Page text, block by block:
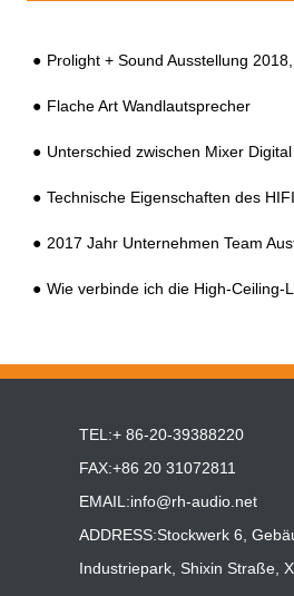
Prolight + Sound Ausstellung
Flache Art Wandlautsprecher
Unterschied zwischen Mixer Digital Amplifier
Technische Eigenschaften des HIFI PA-
2017 Jahr Unternehmen Team
Wie verbinde ich die High-Ceiling-Lautsprecher mit
TEL:+ 86-20-39388220
FAX:+86 20 31072811
EMAIL:info@rh-audio.net
ADDRESS:Stockwerk 6,
Industriepark, Shixin Straße,